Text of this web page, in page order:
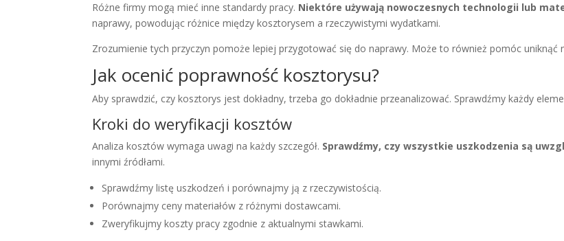
Różne firmy mogą mieć inne standardy pracy. Niektóre używają nowoczesnych technologii lub
naprawy, powodując różnice między kosztorysem a rzeczywistymi wydatkami.
Zrozumienie tych przyczyn pomoże lepiej przygotować się do naprawy. Może to również pomóc uniknąć
Jak ocenić poprawność kosztorysu?
Aby sprawdzić, czy kosztorys jest dokładny, trzeba go dokładnie przeanalizować. Sprawdźmy każdy
Kroki do weryfikacji kosztów
Analiza kosztów wymaga uwagi na każdy szczegół. Sprawdźmy, czy wszystkie uszkodzenia są
innymi źródłami.
Sprawdźmy listę uszkodzeń i porównajmy ją z rzeczywistością.
Porównajmy ceny materiałów z różnymi dostawcami.
Zweryfikujmy koszty pracy zgodnie z aktualnymi stawkami.